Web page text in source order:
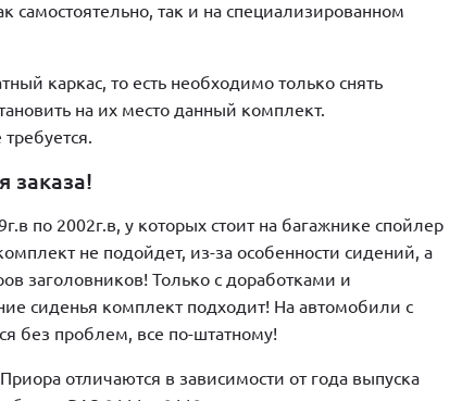
самостоятельно, так и на специализированном
каркас, то есть необходимо только снять
на их место данный комплект.
заказа!
по 2002г.в, у которых стоит на багажнике спойлер
не подойдет, из-за особенности сидений, а
заголовников! Только с доработками и
сиденья комплект подходит! На автомобили с
без проблем, все по-штатному!
отличаются в зависимости от года выпуска